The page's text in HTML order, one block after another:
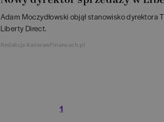
Adam Moczydłowski objął stanowisko dyrektora
Liberty Direct.
Redakcja KarierawFinansach.pl
1